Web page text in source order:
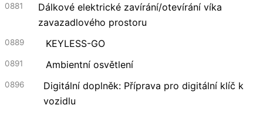
0881
Dálkové elektrické zavírání/otevírání víka
zavazadlového prostoru
0889 KEYLESS-GO
0891 Ambientní osvětlení
0896
Digitální doplněk: Příprava pro digitální klíč k
vozidlu